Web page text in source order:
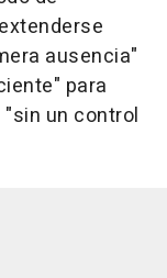
ausencia"
para
un control